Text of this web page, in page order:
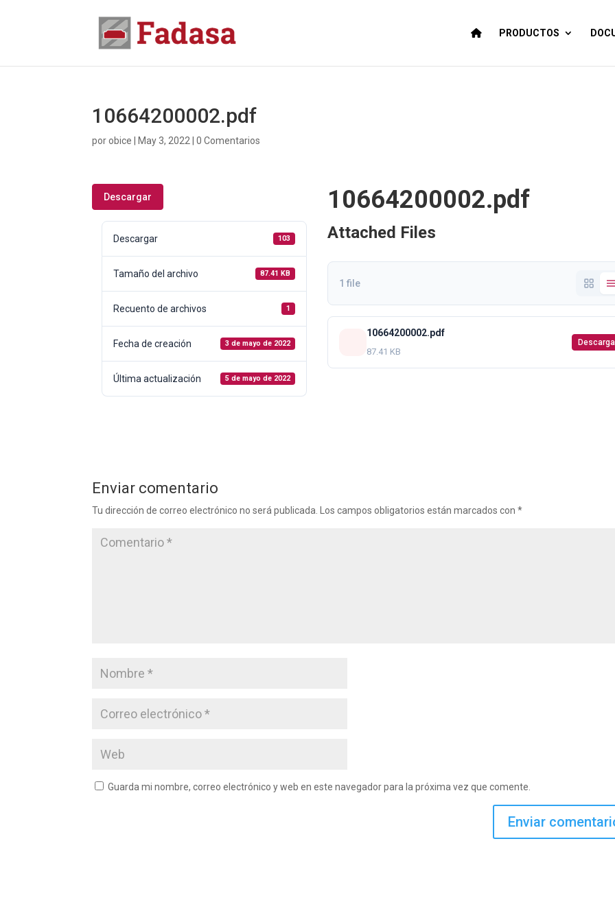
PRODUCTOS
10664200002.pdf
porobice May 3, 2022 |0 Comentarios
Descargar
Descargar 103
Tamaño del archivo 87.41 KB
Recuento de archivos 1
Fecha de creación 3 de mayo de 2022
Última actualización 5 de mayo de 2022
10664200002.pdf
Attached Files
1 file
10664200002.pdf
87.41 KB
Enviar comentario
Tu dirección de correo electrónico no será publicada. Los campos obligatorios están marcados con*
Guarda mi nombre, correo electrónico y web en este navegador para la próxima vez que comente.